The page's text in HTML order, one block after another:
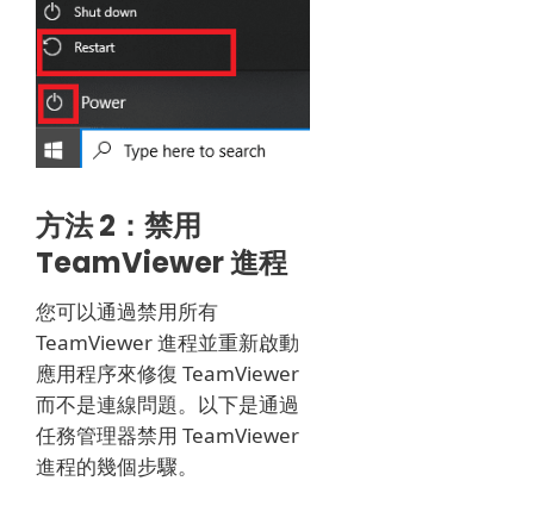
方法 2：禁用
TeamViewer 進程
您可以通過禁用所有
TeamViewer 進程並重新啟動
應用程序來修復 TeamViewer
而不是連線問題。 以下是通過
任務管理器禁用 TeamViewer
進程的幾個步驟。